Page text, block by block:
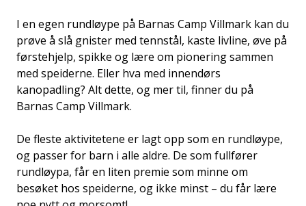
I en egen rundløype på Barnas Camp Villmark kan du
prøve å slå gnister med tennstål, kaste livline, øve på
førstehjelp, spikke og lære om pionering sammen
med speiderne. Eller hva med innendørs
kanopadling? Alt dette, og mer til, finner du på
Barnas Camp Villmark.
De fleste aktivitetene er lagt opp som en rundløype,
og passer for barn i alle aldre. De som fullfører
rundløypa, får en liten premie som minne om
besøket hos speiderne, og ikke minst – du får lære